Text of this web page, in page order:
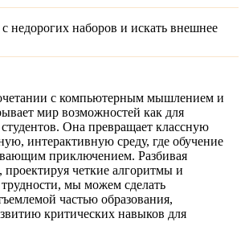
недорогих наборов и искать внешнее
с компьютерным мышлением и
мир возможностей как для
Она превращает классную
интерактивную среду, где обучение
приключением. Разбивая
четкие алгоритмы и
мы можем сделать
частью образования,
критических навыков для